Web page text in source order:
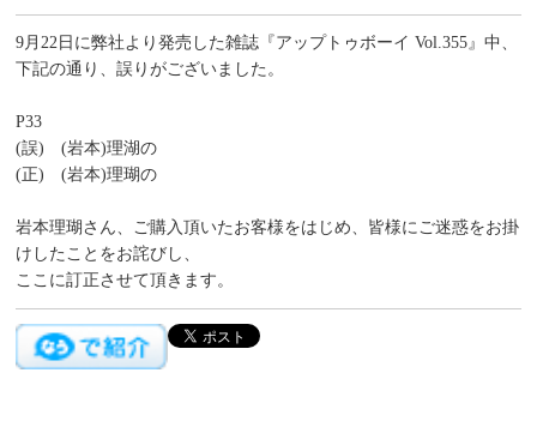
9月22日に弊社より発売した雑誌『アップトゥボーイ Vol.355』中、
下記の通り、誤りがございました。
P33
(誤) (岩本)理湖の
(正) (岩本)理瑚の
岩本理瑚さん、ご購入頂いたお客様をはじめ、皆様にご迷惑をお掛
けしたことをお詫びし、
ここに訂正させて頂きます。